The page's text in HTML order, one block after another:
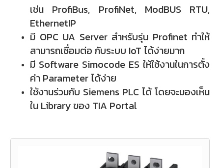
เช่น ProfiBus, ProfiNet, ModBUS RTU,
EthernetIP
มี OPC UA Server สำหรับรุ่น Profinet ทำให้
สามารถเชื่อมต่อ กับระบบ IoT ได้ง่ายมาก
มี Software Simocode ES ให้ใช้งานในการตั้ง
ค่า Parameter ได้ง่าย
ใช้งานร่วมกับ Siemens PLC ได้ โดยจะมองเห็น
ใน Library ของ TIA Portal